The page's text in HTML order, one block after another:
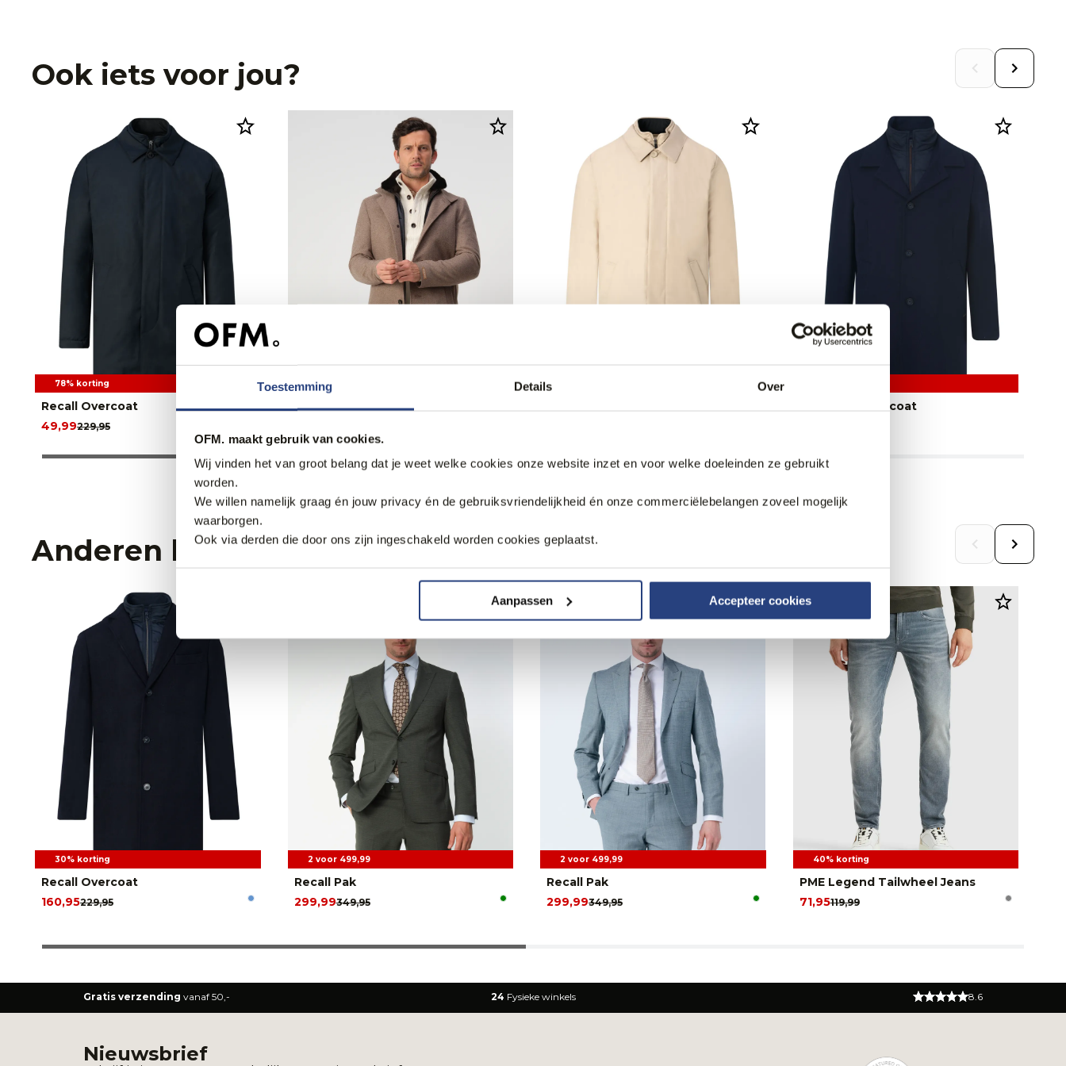
Toestemming Details Over
OFM. maakt gebruik van cookies.
Wij vinden het van groot belang dat je weet welke cookies onze website inzet en voor welke doeleinden ze gebruikt
worden.
We willen namelijk graag én jouw privacy én de gebruiksvriendelijkheid én onze commerciëlebelangen zoveel mogelijk
waarborgen.
Ook via derden die door ons zijn ingeschakeld worden cookies geplaatst.
Aanpassen Accepteer cookies
Ook iets voor jou?
78% korting
Recall Overcoat
229,95
49,99
50% korting
Campbell Overcoat Campbell Overcoat
Anderen bekeken ook
30% korting
Recall Overcoat
229,95
160,95
2 voor 499,99
Recall Pak
349,95
299,99
2 voor 499,99
Recall Pak
349,95
299,99
40% korting
PME Legend Tailwheel Jeans
119,99
71,95
Gratis verzending vanaf 50,- 24 Fysieke winkels 8.6
Nieuwsbrief